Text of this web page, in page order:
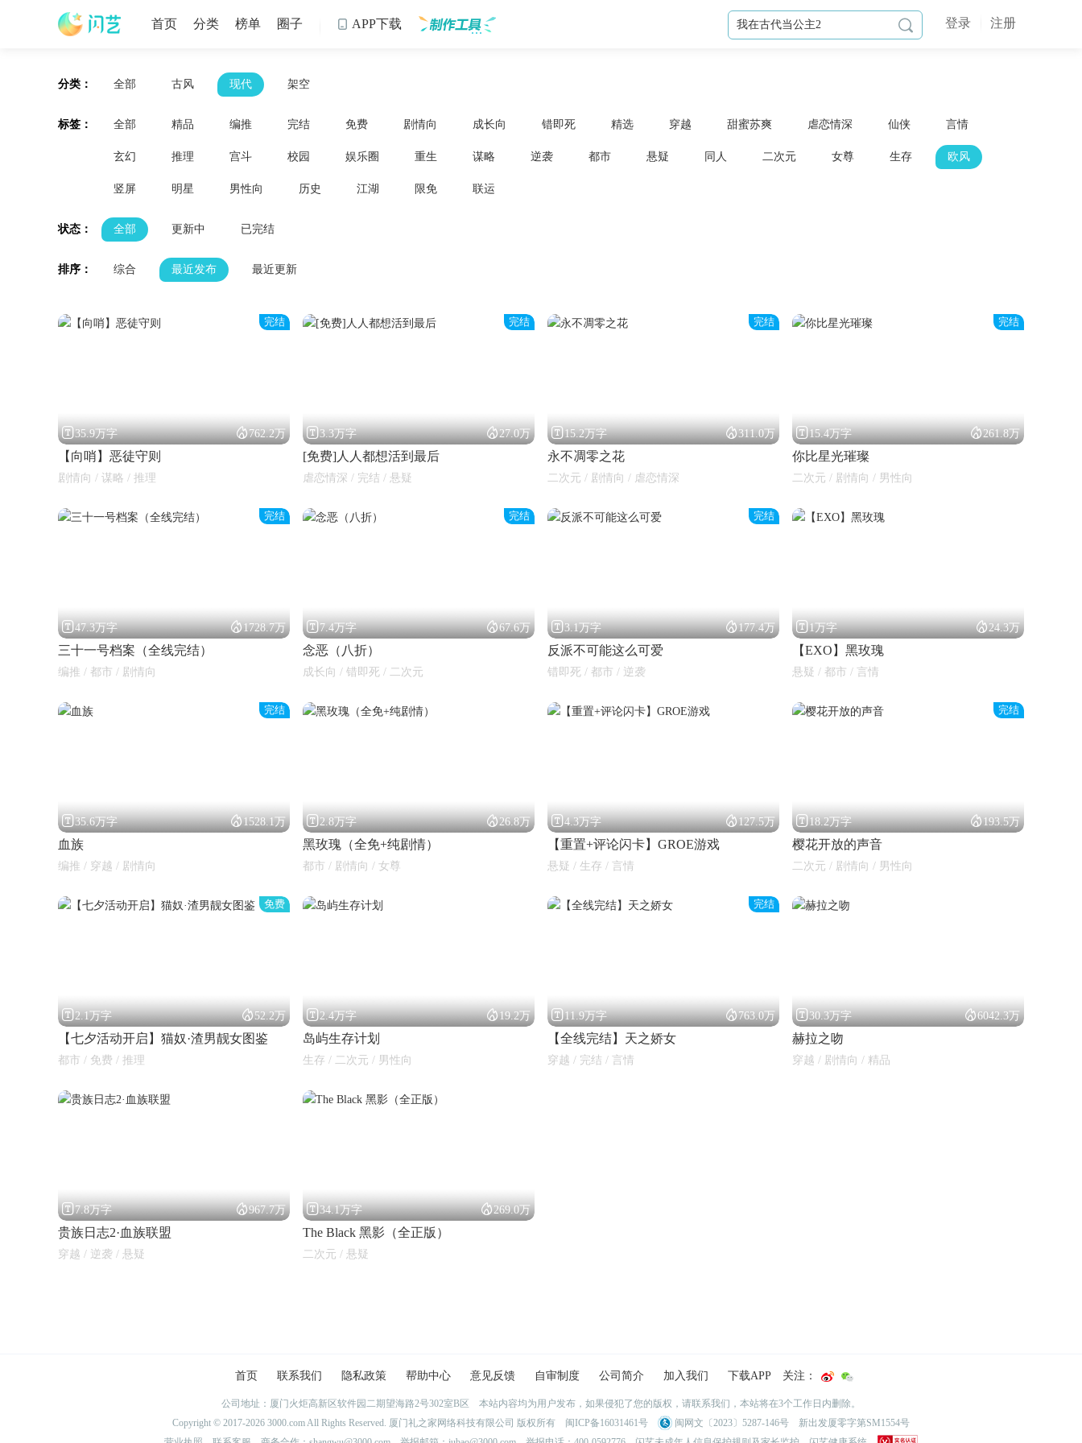
首页 分类 榜单 圈子  APP下载 登录 注册

分类： 全部 古风 现代 架空
标签： 全部 精品 编推 完结 免费 剧情向 成长向 错即死 精选 穿越 甜蜜苏爽 虐恋情深 仙侠 言情
玄幻 推理 宫斗 校园 娱乐圈 重生 谋略 逆袭 都市 悬疑 同人 二次元 女尊 生存 欧风
竖屏 明星 男性向 历史 江湖 限免 联运
状态： 全部 更新中 已完结
排序： 综合 最近发布 最近更新
完结
35.9万字 762.2万
【向哨】恶徒守则
剧情向 / 谋略 / 推理
完结
3.3万字 27.0万
[免费]人人都想活到最后
虐恋情深 / 完结 / 悬疑
完结
15.2万字 311.0万
永不凋零之花
二次元 / 剧情向 / 虐恋情深
完结
15.4万字 261.8万
你比星光璀璨
二次元 / 剧情向 / 男性向
完结
47.3万字 1728.7万
三十一号档案（全线完结）
编推 / 都市 / 剧情向
完结
7.4万字 67.6万
念恶（八折）
成长向 / 错即死 / 二次元
完结
3.1万字 177.4万
反派不可能这么可爱
错即死 / 都市 / 逆袭
1万字 24.3万
【EXO】黑玫瑰
悬疑 / 都市 / 言情
完结
35.6万字 1528.1万
血族
编推 / 穿越 / 剧情向
2.8万字 26.8万
黑玫瑰（全免+纯剧情）
都市 / 剧情向 / 女尊
4.3万字 127.5万
【重置+评论闪卡】GROE游戏
悬疑 / 生存 / 言情
完结
18.2万字 193.5万
樱花开放的声音
二次元 / 剧情向 / 男性向
免费
2.1万字 52.2万
【七夕活动开启】猫奴·渣男靓女图鉴
都市 / 免费 / 推理
2.4万字 19.2万
岛屿生存计划
生存 / 二次元 / 男性向
完结
11.9万字 763.0万
【全线完结】天之娇女
穿越 / 完结 / 言情
30.3万字 6042.3万
赫拉之吻
穿越 / 剧情向 / 精品
7.8万字 967.7万
贵族日志2·血族联盟
穿越 / 逆袭 / 悬疑
34.1万字 269.0万
The Black 黑影（全正版）
二次元 / 悬疑
首页 联系我们 隐私政策 帮助中心 意见反馈 自审制度 公司简介 加入我们 下载APP 关注：
公司地址：厦门火炬高新区软件园二期望海路2号302室B区 本站内容均为用户发布，如果侵犯了您的版权，请联系我们，本站将在3个工作日内删除。
Copyright © 2017-2026 3000.com All Rights Reserved. 厦门礼之家网络科技有限公司 版权所有 闽ICP备16031461号 闽网文〔2023〕5287-146号
新出发厦零字第SM1554号